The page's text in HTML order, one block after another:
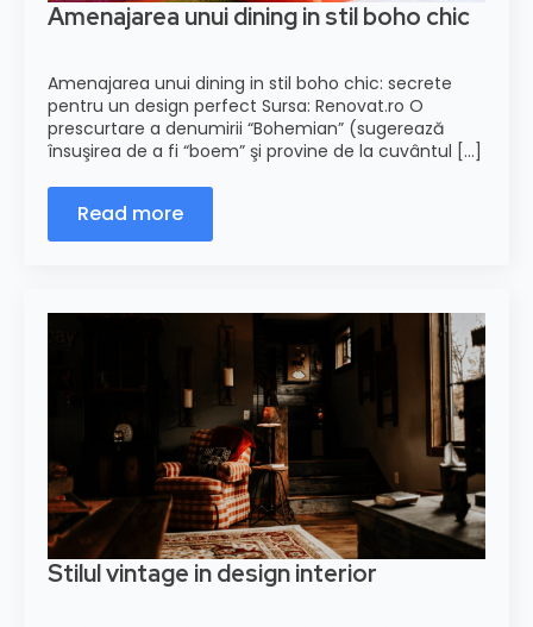
Amenajarea unui dining in stil boho chic
Amenajarea unui dining in stil boho chic: secrete
pentru un design perfect Sursa: Renovat.ro O
prescurtare a denumirii “Bohemian” (sugerează
însuşirea de a fi “boem” şi provine de la cuvântul [...]
Read more
Stilul vintage in design interior